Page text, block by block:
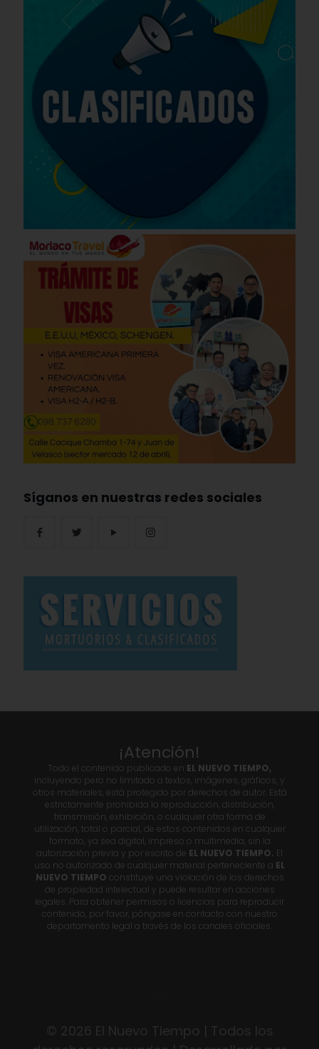
Síganos en nuestras redes sociales
¡Atención!
Todo el contenido publicado en EL NUEVO TIEMPO,
incluyendo pero no limitado a textos, imágenes, gráficos, y
otros materiales, está protegido por derechos de autor. Está
estrictamente prohibida la reproducción, distribución,
transmisión, exhibición, o cualquier otra forma de
utilización, total o parcial, de estos contenidos en cualquier
formato, ya sea digital, impreso o multimedia, sin la
autorización previa y por escrito de EL NUEVO TIEMPO. El
uso no autorizado de cualquier material perteneciente a EL
NUEVO TIEMPO constituye una violación de los derechos
de propiedad intelectual y puede resultar en acciones
legales. Para obtener permisos o licencias para reproducir
contenido, por favor, póngase en contacto con nuestro
departamento legal a través de los canales oficiales.
© 2026 El Nuevo Tiempo | Todos los